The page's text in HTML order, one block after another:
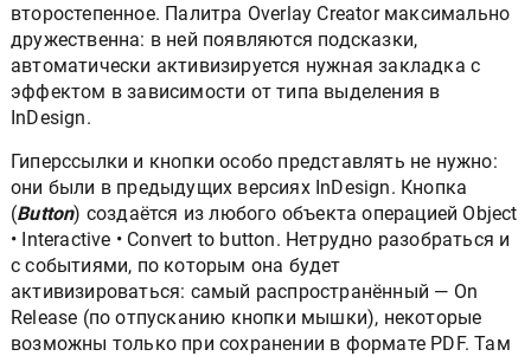
второстепенное. Палитра Overlay Creator максимально
дружественна: в ней появляются подсказки,
автоматически активизируется нужная закладка с
эффектом в зависимости от типа выделения в
InDesign.
Гиперссылки и кнопки особо представлять не нужно:
они были в предыдущих версиях InDesign. Кнопка
(Button) создаётся из любого объекта операцией Object
• Interactive • Convert to button. Нетрудно разобраться и
с событиями, по которым она будет
активизироваться: самый распространённый — On
Release (по отпусканию кнопки мышки), некоторые
возможны только при сохранении в формате PDF. Там